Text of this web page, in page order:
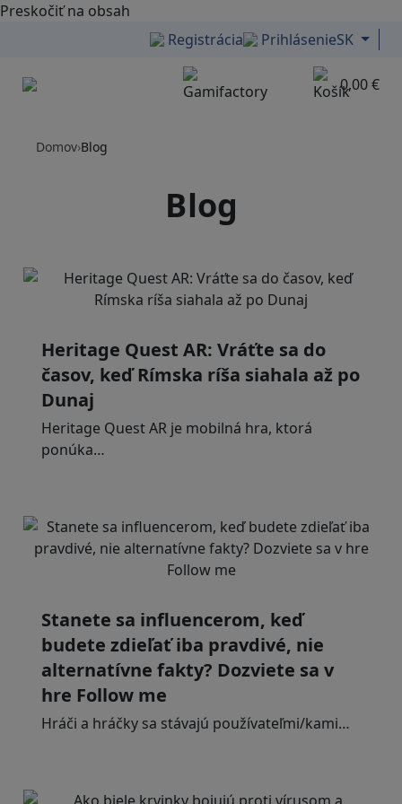
Preskočiť na obsah
Registrácia
PrihlásenieSK
0,00 €
Domov›Blog
Blog
Heritage Quest AR: Vráťte sa do
časov, keď Rímska ríša siahala až po
Dunaj
Heritage Quest AR je mobilná hra, ktorá
ponúka…
Stanete sa influencerom, keď
budete zdieľať iba pravdivé, nie
alternatívne fakty? Dozviete sa v
hre Follow me
Hráči a hráčky sa stávajú používateľmi/kami…